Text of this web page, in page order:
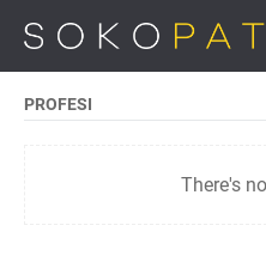
PROFESI
There's